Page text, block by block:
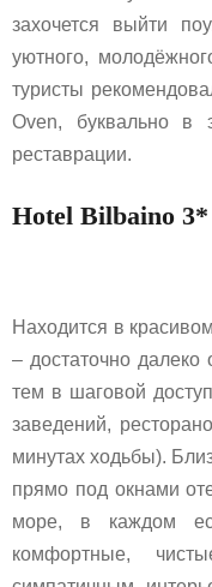
захочется выйти
уютного,
туристы
Oven, буквально в
реставрации.
Hotel Bilbaino 3*
Находится в
– достаточно
тем в шаговой
заведений,
минутах ходьбы).
прямо под окнами
море, в каждом
комфортные,